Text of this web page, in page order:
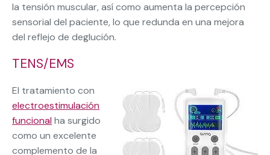
la tensión muscular, así como aumenta la percepción
sensorial del paciente, lo que redunda en una mejora
del reflejo de deglución.
TENS/EMS
El tratamiento con
electroestimulación
funcional ha surgido
como un excelente
complemento de la